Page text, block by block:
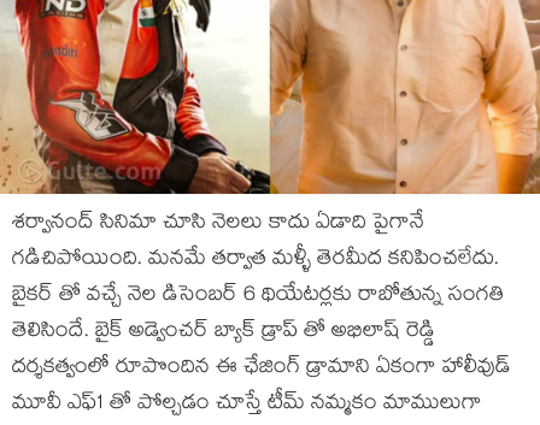
శర్వానంద్ సినిమా చూసి నెలలు కాదు ఏడాది పైగానే
గడిచిపోయింది. మనమే తర్వాత మళ్ళీ తెరమీద కనిపించలేదు.
బైకర్ తో వచ్చే నెల డిసెంబర్ 6 థియేటర్లకు రాబోతున్న సంగతి
తెలిసిందే. బైక్ అడ్వెంచర్ బ్యాక్ డ్రాప్ తో అభిలాష్ రెడ్డి
దర్శకత్వంలో రూపొందిన ఈ ఛేజింగ్ డ్రామాని ఏకంగా హాలీవుడ్
మూవీ ఎఫ్1 తో పోల్చడం చూస్తే టీమ్ నమ్మకం మాములుగా